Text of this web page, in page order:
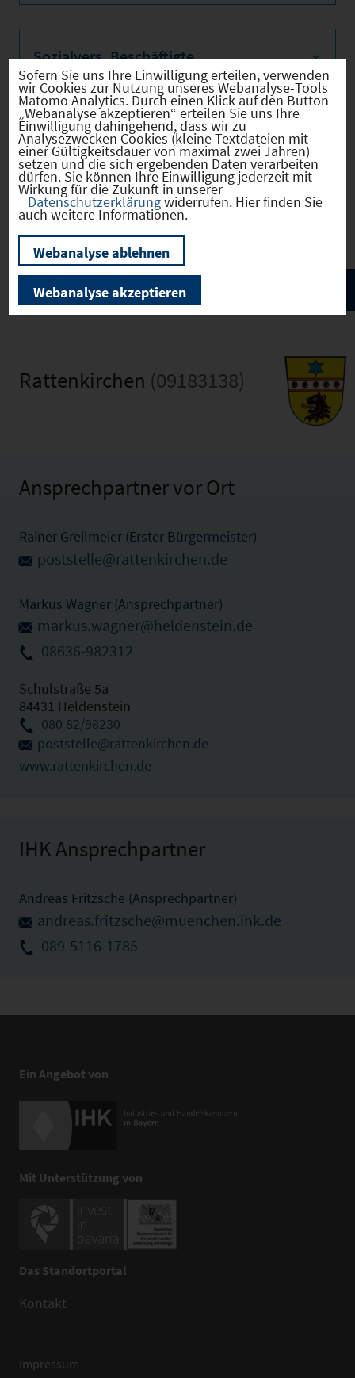
Sozialvers. Beschäftigte
Verkehrsinfrastruktur
Kommunale Infrastruktur
Rattenkirchen (09183138)
Ansprechpartner vor Ort
Rainer Greilmeier (Erster Bürgermeister)
poststelle@rattenkirchen.de
Markus Wagner (Ansprechpartner)
markus.wagner@heldenstein.de
08636-982312
Schulstraße 5a
84431 Heldenstein
080 82/98230
poststelle@rattenkirchen.de
www.rattenkirchen.de
IHK Ansprechpartner
Andreas Fritzsche (Ansprechpartner)
andreas.fritzsche@muenchen.ihk.de
089-5116-1785
Ein Angebot von
Mit Unterstützung von
Das Standortportal
Kontakt
Impressum
Sofern Sie uns Ihre Einwilligung erteilen, verwenden
wir Cookies zur Nutzung unseres Webanalyse-Tools
Matomo Analytics. Durch einen Klick auf den Button
„Webanalyse akzeptieren“ erteilen Sie uns Ihre
Einwilligung dahingehend, dass wir zu
Analysezwecken Cookies (kleine Textdateien mit
einer Gültigkeitsdauer von maximal zwei Jahren)
setzen und die sich ergebenden Daten verarbeiten
dürfen. Sie können Ihre Einwilligung jederzeit mit
Wirkung für die Zukunft in unserer
Datenschutzerklärungwiderrufen. Hier finden Sie
auch weitere Informationen.
Webanalyse ablehnen
Webanalyse akzeptieren